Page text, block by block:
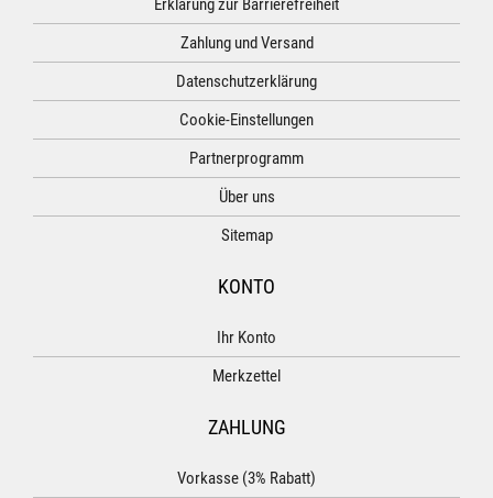
Erklärung zur Barrierefreiheit
Zahlung und Versand
Datenschutzerklärung
Cookie-Einstellungen
Partnerprogramm
Über uns
Sitemap
KONTO
Ihr Konto
Merkzettel
ZAHLUNG
Vorkasse (3% Rabatt)